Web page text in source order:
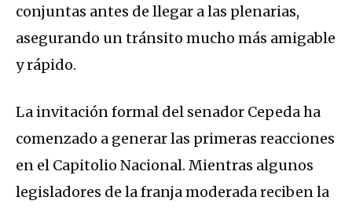
conjuntas antes de llegar a las plenarias,
asegurando un tránsito mucho más amigable
y rápido.
La invitación formal del senador Cepeda ha
comenzado a generar las primeras reacciones
en el Capitolio Nacional. Mientras algunos
legisladores de la franja moderada reciben la